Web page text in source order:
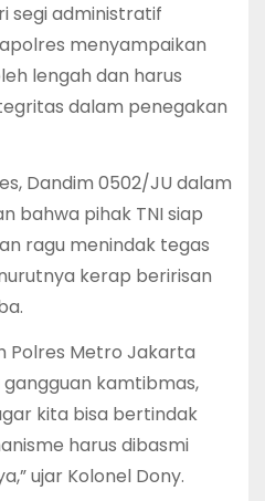
segi administratif
menyampaikan
lengah dan harus
dalam penegakan
Dandim 0502/JU dalam
bahwa pihak TNI siap
ragu menindak tegas
kerap beririsan
Polres Metro Jakarta
kamtibmas,
kita bisa bertindak
harus dibasmi
ujar Kolonel Dony.